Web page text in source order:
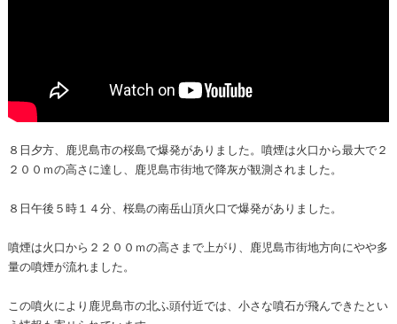
８日夕方、鹿児島市の桜島で爆発がありました。噴煙は火口から最大で２
２００ｍの高さに達し、鹿児島市街地で降灰が観測されました。
８日午後５時１４分、桜島の南岳山頂火口で爆発がありました。
噴煙は火口から２２００ｍの高さまで上がり、鹿児島市街地方向にやや多
量の噴煙が流れました。
この噴火により鹿児島市の北ふ頭付近では、小さな噴石が飛んできたとい